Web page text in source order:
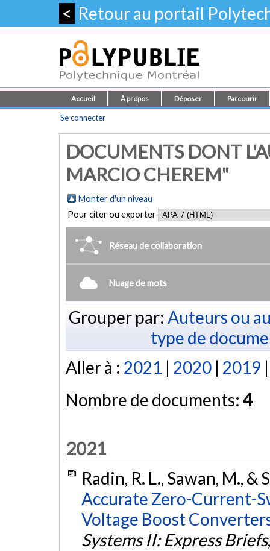
< Retour au portail
Accueil À propos Déposer Parcourir
Se connecter
DOCUMENTS DONT
MARCIO CHEREM"
Monter d'un niveau
Pour citer ou exporter
Réseau de collaboration
Nuage de mots
Grouper par: Auteurs ou
type de
Aller à : 2021 | 2020 | 2019
Nombre de documents: 4
2021
Radin, R. L., Sawan, M.,
Accurate Zero-Current-
Voltage Boost
Systems II: Express Briefs